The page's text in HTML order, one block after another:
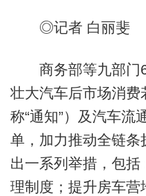
◎记者 白丽斐
商务部等九部门6
壮大汽车后市场消
称“通知”）及汽车流
单，加力推动全链条
出一系列举措，包
理制度；提升房车营